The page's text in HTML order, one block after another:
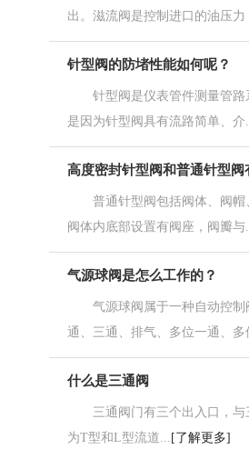
出。滋流阀是控制进口的油压
针型阀的防堵性能如何呢？
针型阀是仪表管件测量管路
是因为针型阀具有流路简单、介
高度密封针型阀和普通针型阀
普通针型阀包括阀体、阀帽、
阀体内底部设置有阀座，阀瓣与
气源球阀是怎么工作的？
气源球阀属于一种自动控制
通、三通、排气、多位一通、多
什么是三通阀
三通阀门有三个出入口，与三
为T型和L型流道... [了解更多]